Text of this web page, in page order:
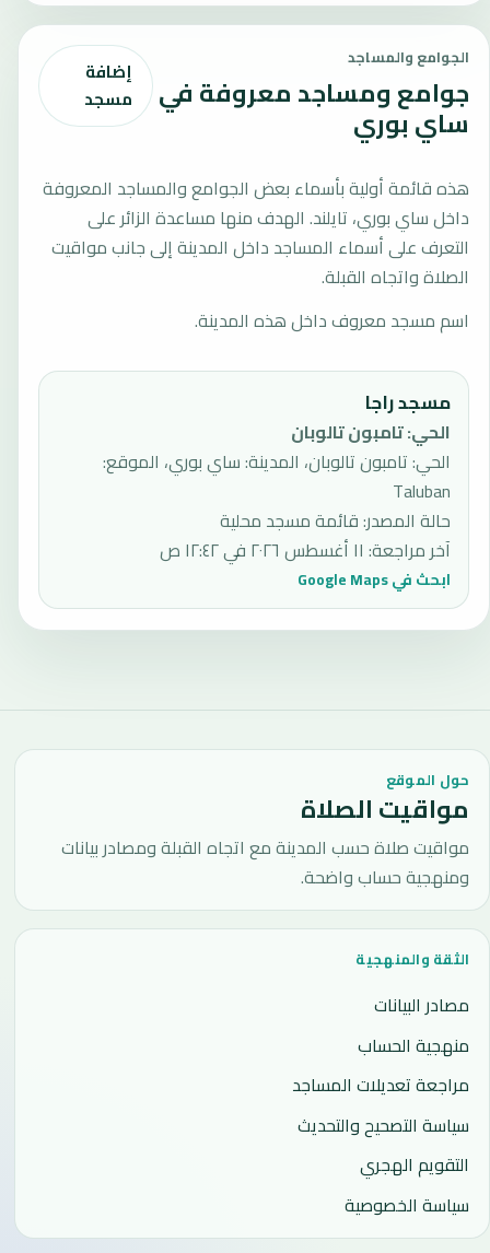
الجوامع والمساجد
جوامع ومساجد معروفة في
ساي بوري
إضافة
مسجد
هذه قائمة أولية بأسماء بعض الجوامع والمساجد المعروفة
داخل ساي بوري، تايلند. الهدف منها مساعدة الزائر على
التعرف على أسماء المساجد داخل المدينة إلى جانب مواقيت
الصلاة واتجاه القبلة.
اسم مسجد معروف داخل هذه المدينة.
مسجد راجا
الحي:تامبون تالوبان
الحي: تامبون تالوبان، المدينة: ساي بوري، الموقع:
Taluban
حالة المصدر:قائمة مسجد محلية
آخر مراجعة: ١١ أغسطس ٢٠٢٦ في ١٢:٤٢ ص
ابحث في Google Maps
حول الموقع
مواقيت الصلاة
مواقيت صلاة حسب المدينة مع اتجاه القبلة ومصادر بيانات
ومنهجية حساب واضحة.
الثقة والمنهجية
مصادر البيانات
منهجية الحساب
مراجعة تعديلات المساجد
سياسة التصحيح والتحديث
التقويم الهجري
سياسة الخصوصية